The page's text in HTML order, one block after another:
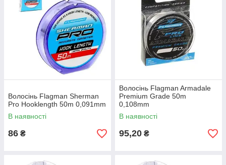
Волосінь Flagman Sherman
Pro Hooklength 50m 0,091mm
В наявності
86 ₴
Волосінь Flagman Armadale
Premium Grade 50m
0,108mm
В наявності
95,20 ₴